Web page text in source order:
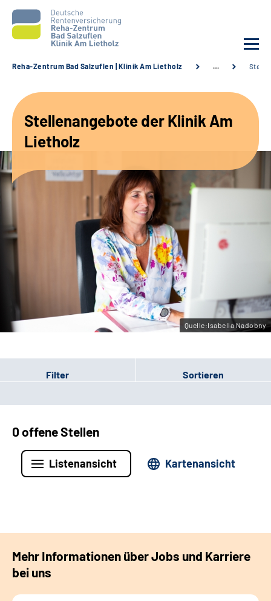
Unsere Angebote
Karriere
Sozialdienste & Zuweisende
Leichte Sprache
Gebärdensprache
Reha-Zentrum Bad Salzuflen | Klinik Am Lietholz …
Stellenangebote der Klinik Am
Lietholz
Quelle:Isabella Nadobny
Filter Sortieren
0 offene Stellen
Listenansicht Kartenansicht
Mehr Informationen über Jobs und Karriere
bei uns